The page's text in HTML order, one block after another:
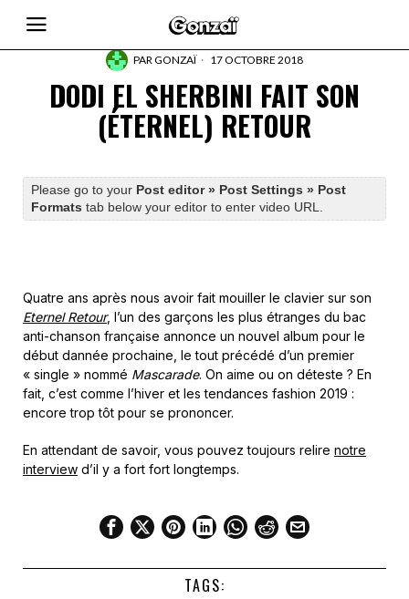
PARGONZAÏ 17 OCTOBRE 2018
DODI EL SHERBINI FAIT SON
(ÉTERNEL) RETOUR
Please go to your Post editor » Post Settings » Post
Formats tab below your editor to enter video URL.
Quatre ans après nous avoir fait mouiller le clavier sur son
Eternel Retour, l’un des garçons les plus étranges du bac
anti-chanson française annonce un nouvel album pour le
début dannée prochaine, le tout précédé d’un premier
« single » nommé Mascarade. On aime ou on déteste ? En
fait, c’est comme l’hiver et les tendances fashion 2019 :
encore trop tôt pour se prononcer.
En attendant de savoir, vous pouvez toujours relire notre
interview d’il y a fort fort longtemps.
TAGS: